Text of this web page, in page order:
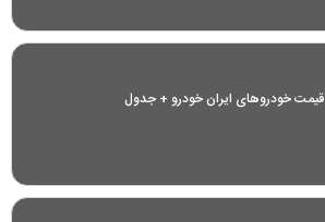
قیمت خودرو‌های ایران خودرو + جدول